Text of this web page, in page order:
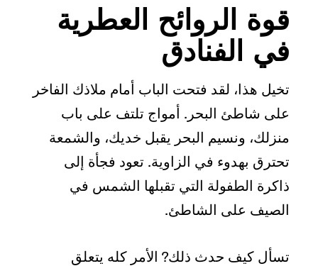
قوة الروائح العطرية
في الفنادق
تخيل هذا، لقد فتحت الباب أمام ملاذك الفاخر
على شاطئ البحر. أمواج تلتف على باب
منزلك، ونسيم البحر يقبل خديك، والشمعة
تحترق بهدوء في الزاوية. تعود فجأة إلى
ذاكرة الطفولة التي تقبلها الشمس في
الصيف على الشاطئ.
تسأل كيف حدث ذلك? الأمر كله يتعلق